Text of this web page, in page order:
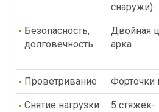
снаружи)
Безопасность,
долговечность
Двойная
арка
Проветривание Форточки
Снятие нагрузки
5 стяжек-